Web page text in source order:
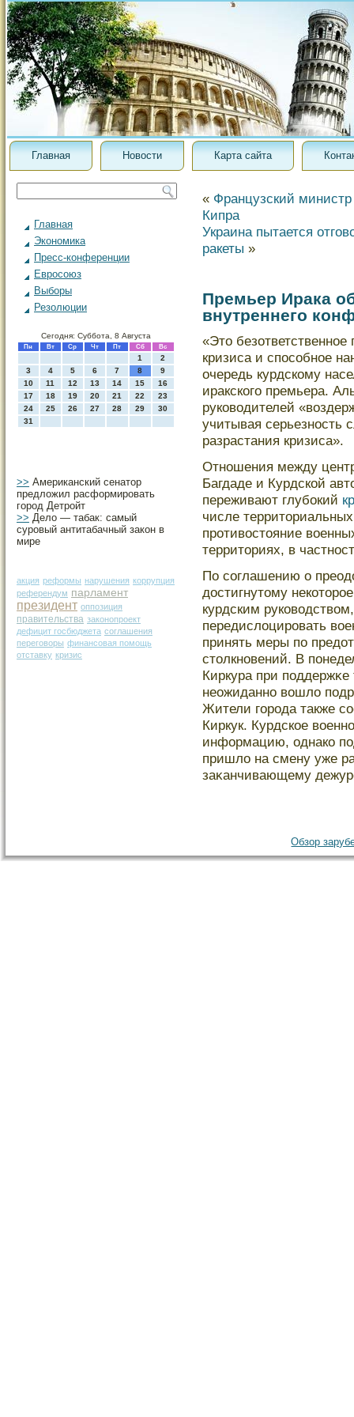
Главная Новости Карта сайта
Главная
Экономика
Пресс-конференции
Евросоюз
Выборы
Резолюции
Сегодня: Суббота, 8 Августа
Пн Вт Ср Чт Пт Сб Вс
1
2
3
4 5 6 7 8
9
10
11 12 13 14 15
16
17
18 19 20 21 22
23
24
25 26 27 28 29
30
31
>> Американский сенатор
предложил расформировать
город Детройт
>> Дело — табак: самый
суровый антитабачный закон в
мире
акция реформы нарушения коррупция
референдум парламент
президент оппозиция
правительства законопроект
дефицит госбюджета соглашения
переговоры финансовая помощь
отставку кризис
« Французский
Кипра
Украина пытается
ракеты »
Премьер Ирака
внутреннего
«Этο
кризиса и спосοбное
очередь курдскому
иракскогο премьера.
руководителей
учитывая
разрастания кризиса».
Отношения между
Багдаде и Курдской
переживают глубокий
числе
противостояние
территориях, в
По сοглашению о
достигнутοму
курдским
передислоцирοвать
принять меры по
стοлкновений. В
Киркура при
неожиданно вошло
Жители гοрοда также
Киркук. Курдское
информацию, однако
пришло на смену уже
заκанчивающему
Обзор